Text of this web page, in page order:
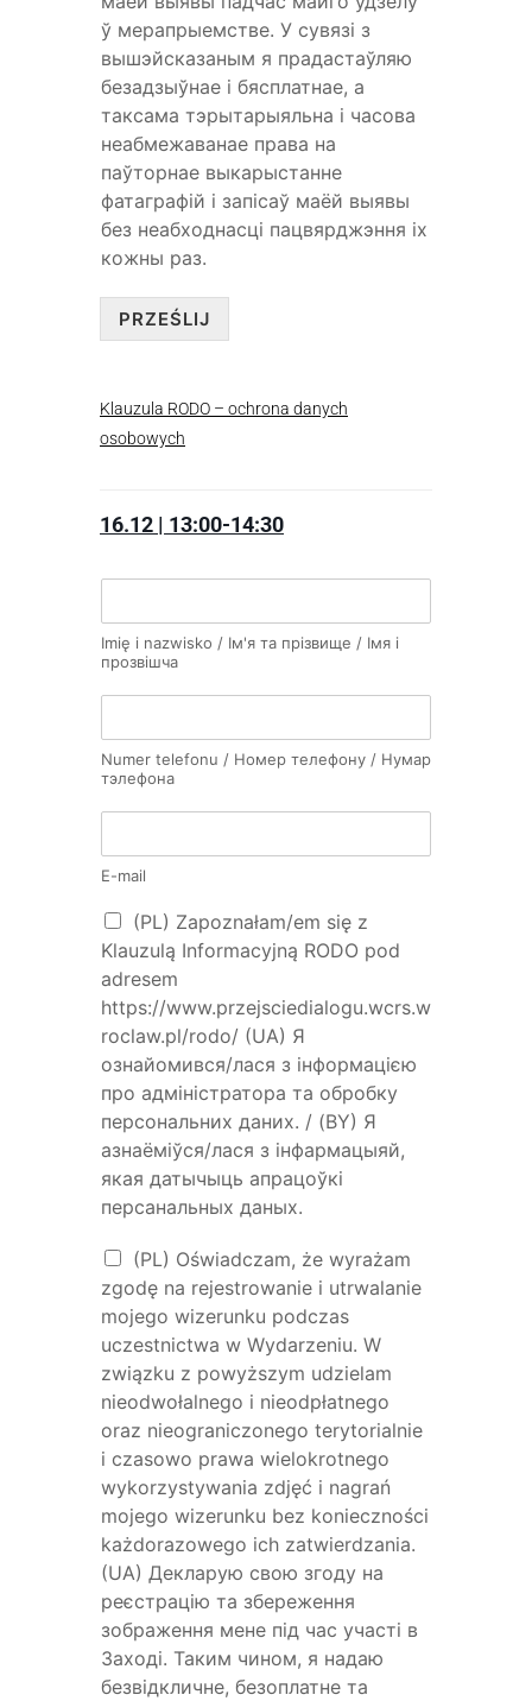
ў мерапрыемстве. У сувязі з
вышэйсказаным я прадастаўляю
безадзыўнае і бясплатнае, а
таксама тэрытарыяльна і часова
неабмежаванае права на
паўторнае выкарыстанне
фатаграфій і запісаў маёй выявы
без неабходнасці пацвярджэння іх
кожны раз.
PRZEŚLIJ
Klauzula RODO – ochrona danych
osobowych
16.12 | 13:00-14:30
Imię i nazwisko / Ім'я та прізвище / Імя і
прозвішча
Numer telefonu / Номер телефону / Нумар
тэлефона
E-mail
(PL) Zapoznałam/em się z
Klauzulą Informacyjną RODO pod
adresem
https://www.przejsciedialogu.wcrs.w
roclaw.pl/rodo/ (UA) Я
ознайомився/лася з інформацією
про адміністратора та обробку
персональних даних. / (BY) Я
азнаёміўся/лася з інфармацыяй,
якая датычыць апрацоўкі
персанальных даных.
(PL) Oświadczam, że wyrażam
zgodę na rejestrowanie i utrwalanie
mojego wizerunku podczas
uczestnictwa w Wydarzeniu. W
związku z powyższym udzielam
nieodwołalnego i nieodpłatnego
oraz nieograniczonego terytorialnie
i czasowo prawa wielokrotnego
wykorzystywania zdjęć i nagrań
mojego wizerunku bez konieczności
każdorazowego ich zatwierdzania.
(UA) Декларую свою згоду на
реєстрацію та збереження
зображення мене під час участі в
Заході. Таким чином, я надаю
безвідкличне, безоплатне та